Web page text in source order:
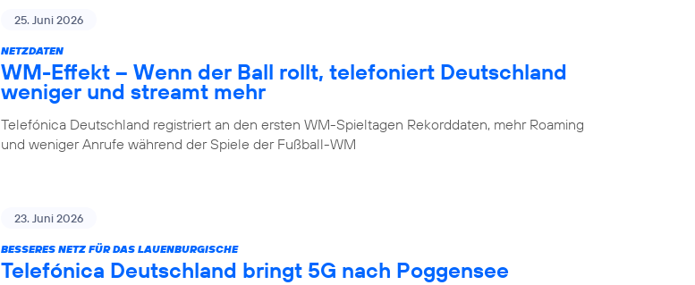
25. Juni 2026
NETZDATEN
WM-Effekt – Wenn der Ball rollt, telefoniert Deutschland
weniger und streamt mehr
Telefónica Deutschland registriert an den ersten WM-Spieltagen Rekorddaten, mehr Roaming
und weniger Anrufe während der Spiele der Fußball-WM
23. Juni 2026
BESSERES NETZ FÜR DAS LAUENBURGISCHE
Telefónica Deutschland bringt 5G nach Poggensee